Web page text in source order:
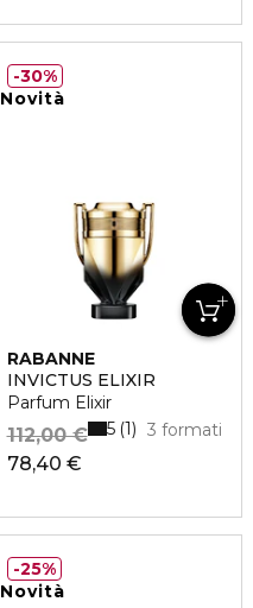
Novità
RABANNE
INVICTUS ELIXIR
Parfum Elixir
78,40 €
112,00 € 3 formati
5 1
30%
Novità
25%